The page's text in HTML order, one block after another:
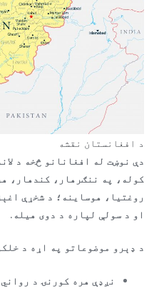
د افغانستان نقشه
دې نوښت له افغانانو څخه د
کوله، په ننګرهار، کندهار،
روغتیا، هوساینه؛ د شخړې
او د سولې لپاره د دوی هیله.
د ډېرو موضوعاتو په اړه د
نږډې هره کورنۍ د